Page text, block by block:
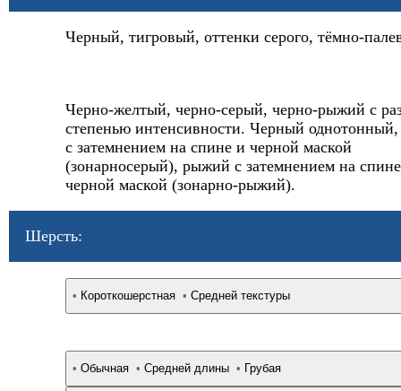
Черный, тигровый, оттенки серого, тёмно-
Черно-желтый, черно-серый, черно-рыжий с
степенью интенсивности. Черный
с затемнением на спине и черной маской
(зонарносерый), рыжий с затемнением на
черной маской (зонарно-рыжий).
Шерсть:
• Короткошерстная • Средней текстуры
• Обычная • Средней длины • Грубая